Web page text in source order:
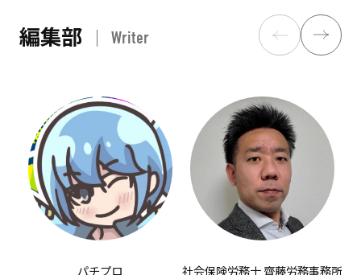
編集部 Writer
パチプロ 社会保険労務士 齊藤労務事務所